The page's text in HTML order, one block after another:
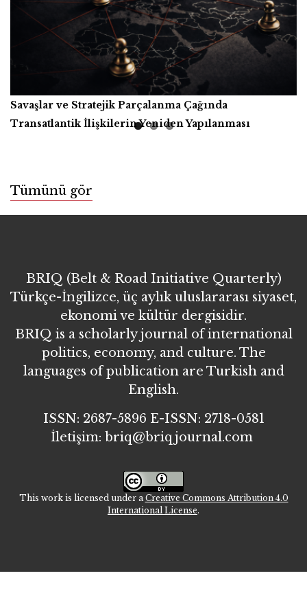
Savaşlar ve Stratejik Parçalanma Çağında
Transatlantik İlişkilerin Yeniden Yapılanması
Yapay Zekâ, Üretici Güçler ve İnsanlığın Ortak Refahı
Kitap İncelemesi
Tümünü gör
BRIQ (Belt & Road Initiative Quarterly)
Türkçe-İngilizce, üç aylık uluslararası siyaset,
ekonomi ve kültür dergisidir.
BRIQ is a scholarly journal of international
politics, economy, and culture. The
languages of publication are Turkish and
English.
ISSN: 2687-5896 E-ISSN: 2718-0581
İletişim: briq@briqjournal.com
This work is licensed under aCreative Commons Attribution 4.0
International License.